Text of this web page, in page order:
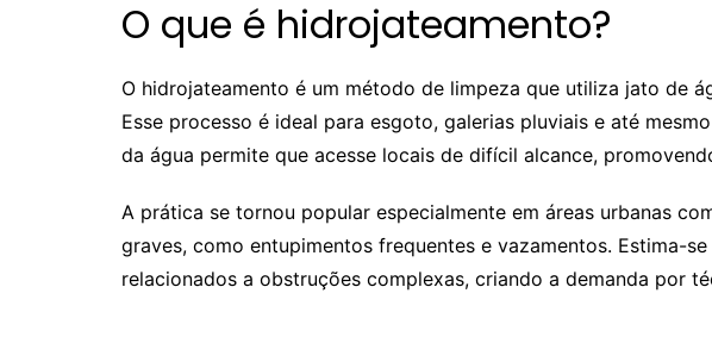
O que é hidrojateamento?
O hidrojateamento é um método de limpeza que utiliza jato de
Esse processo é ideal para esgoto, galerias pluviais e até
da água permite que acesse locais de difícil alcance,
A prática se tornou popular especialmente em áreas urbanas
graves, como entupimentos frequentes e vazamentos. Estima-
relacionados a obstruções complexas, criando a demanda por